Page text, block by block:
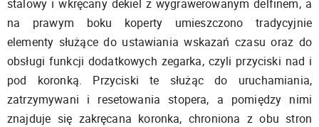
stalowy i wkręcany dekiel z wygrawerowanym delfinem, a
na prawym boku koperty umieszczono tradycyjnie
elementy służące do ustawiania wskazań czasu oraz do
obsługi funkcji dodatkowych zegarka, czyli przyciski nad i
pod koronką. Przyciski te służąc do uruchamiania,
zatrzymywani i resetowania stopera, a pomiędzy nimi
znajduje się zakręcana koronka, chroniona z obu stron